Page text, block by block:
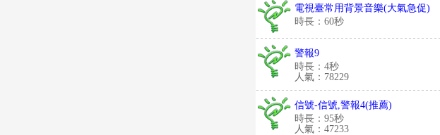
電視臺常用背景音樂(大氣急促)
時長：60秒
警報9
時長：4秒
人氣：78229
信號-信號,警報4(推薦)
時長：95秒
人氣：47233